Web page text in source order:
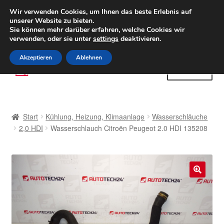
LIEFERUNG ab 6 EUR
Weltweiter Versand
(800) 500 564Mo-Fr 9-16 Uhr
Zur
Navigation
Zum
Inhalt
AGB
Beschwerdeordnung
Start Kühlung, Heizung, Klimaanlage
Wasserschläuche
2,0 HDI
Wasserschlauch Citroën Peugeot 2.0 HDI 135208
🔍
Wir verwenden Cookies, um Ihnen das beste Erlebnis auf
unserer Website zu bieten.
Sie können mehr darüber erfahren, welche Cookies wir
verwenden, oder sie untersettings deaktivieren.
Akzeptieren Ablehnen